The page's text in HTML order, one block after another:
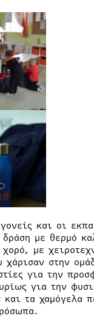
και οι
δράση με θερμό
με
χάρισαν στην
για την
για την
και τα χαμόγελα